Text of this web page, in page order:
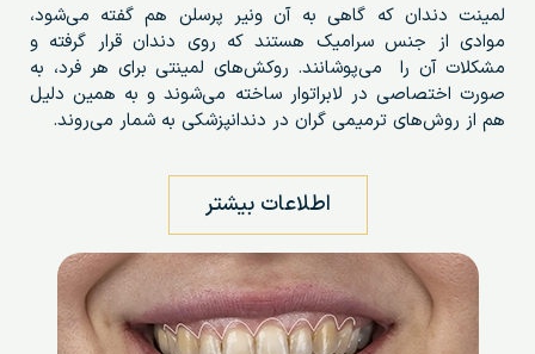
لمینت دندان که گاهی به آن ونیر پرسلن هم گفته می‌شود،
موادی از جنس سرامیک هستند که روی دندان قرار گرفته و
مشکلات آن را می‌پوشانند. روکش‌های لمینتی برای هر فرد، به
صورت اختصاصی در لابراتوار ساخته می‌شوند و به همین دلیل
هم از روش‌های ترمیمی گران در دندانپزشکی به شمار می‌روند.
اطلاعات بیشتر